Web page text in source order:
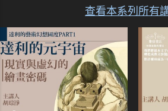
查看本系列所有